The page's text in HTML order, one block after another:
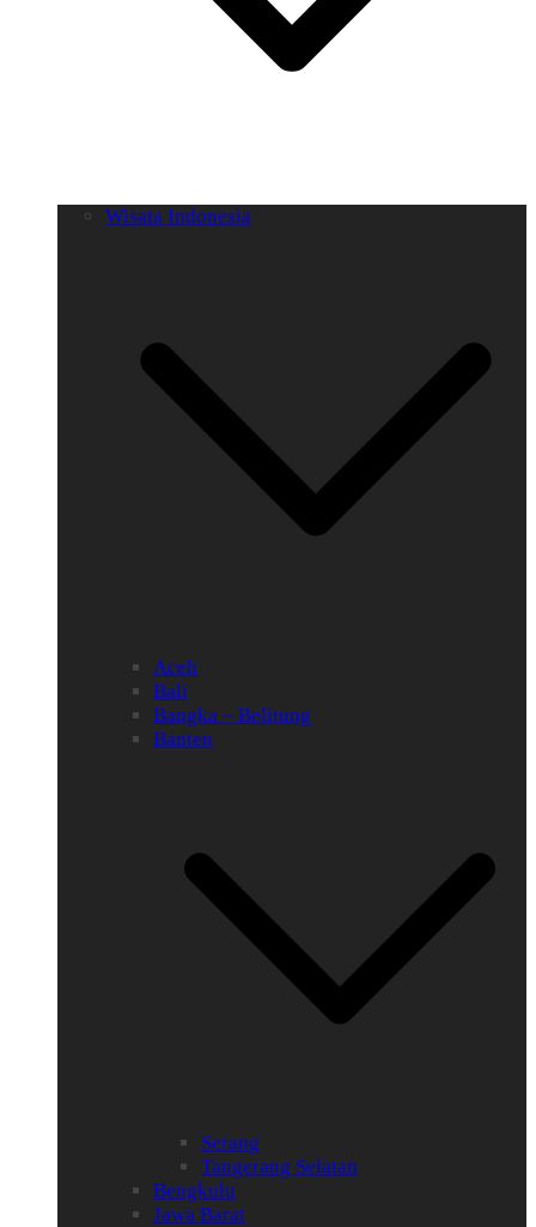
Wisata Indonesia
Aceh
Bali
Bangka – Belitung
Banten
Serang
Tangerang Selatan
Bengkulu
Jawa Barat